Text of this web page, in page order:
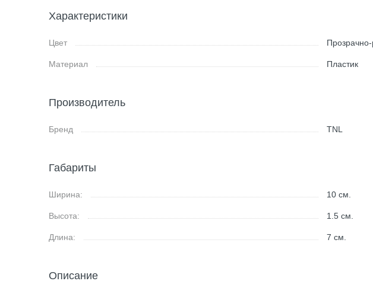
Характеристики
Цвет
Материал Пластик
Производитель
Бренд TNL
Габариты
Ширина: 10 см.
Высота: 1.5 см.
Длина: 7 см.
Описание